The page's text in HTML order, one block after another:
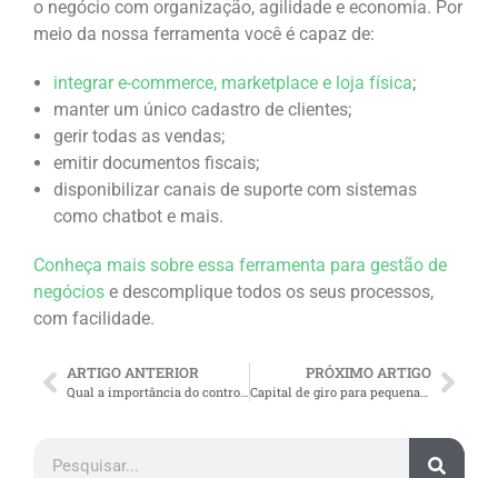
o negócio com organização, agilidade e economia. Por
meio da nossa ferramenta você é capaz de:
integrar e-commerce, marketplace e loja física;
manter um único cadastro de clientes;
gerir todas as vendas;
emitir documentos fiscais;
disponibilizar canais de suporte com sistemas
como chatbot e mais.
Conheça mais sobre essa ferramenta para gestão de
negócios e descomplique todos os seus processos,
com facilidade.
ARTIGO ANTERIOR
Qual a importância do controle de estoque? 3 principais vantagens
PRÓXIMO ARTIGO
Capital de giro para pequenas empresas: por que é importante?